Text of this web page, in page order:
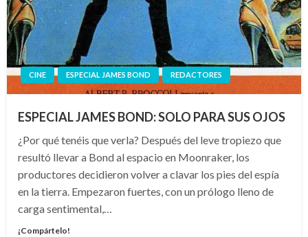
CINE ESPECIAL JAMES BOND REDACTORES
ESPECIAL JAMES BOND: SOLO PARA SUS OJOS
¿Por qué tenéis que verla? Después del leve tropiezo que
resultó llevar a Bond al espacio en Moonraker, los
productores decidieron volver a clavar los pies del espía
en la tierra. Empezaron fuertes, con un prólogo lleno de
carga sentimental,…
¡Compártelo!